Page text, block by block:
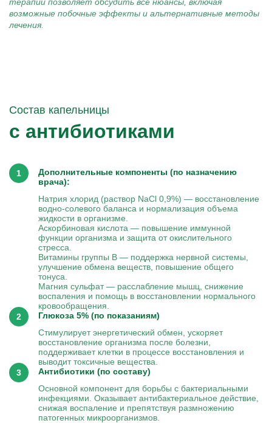
возможные побочные эффекты и альтернативные методы
лечения.
Состав капельницы
с антибиотиками
Дополнительные компоненты (по назначению
врача):
Натрия хлорид (раствор NaCl 0,9%) — восстановление
водно-солевого баланса и нормализация объема
жидкости в организме.
Аскорбиновая кислота — повышение иммунной
функции организма и защита от окислительного
стресса.
Витамины группы B — поддержка нервной системы,
улучшение обмена веществ, повышение общего
тонуса.
Магния сульфат — расслабление мышц, снижение
воспаления и помощь в восстановлении нормального
кровообращения.
Глюкоза 5% (по показаниям)
Стимулирует энергетический обмен, ускоряет
восстановление организма после болезни,
поддерживает клетки в процессе восстановления и
выводит токсичные вещества.
Антибиотики (по составу)
Основной компонент для борьбы с бактериальными
инфекциями. Оказывает антибактериальное действие,
снижая воспаление и препятствуя размножению
патогенных микроорганизмов.